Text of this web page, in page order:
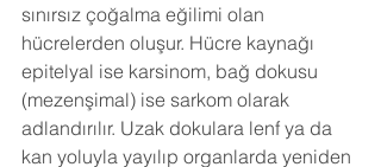
sınırsız çoğalma eğilimi olan
hücrelerden oluşur. Hücre kaynağı
epitelyal ise karsinom, bağ dokusu
(mezenşimal) ise sarkom olarak
adlandırılır. Uzak dokulara lenf ya da
kan yoluyla yayılıp organlarda yeniden